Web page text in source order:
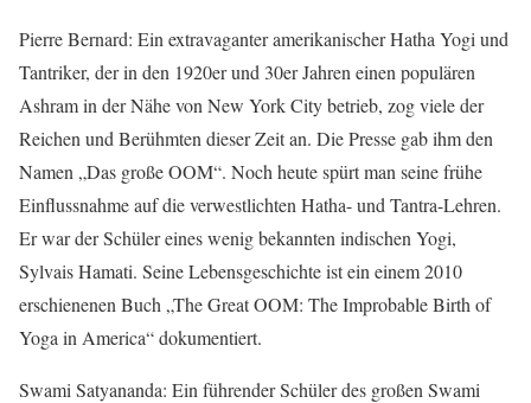
Pierre Bernard: Ein extravaganter amerikanischer Hatha Yogi und
Tantriker, der in den 1920er und 30er Jahren einen populären
Ashram in der Nähe von New York City betrieb, zog viele der
Reichen und Berühmten dieser Zeit an. Die Presse gab ihm den
Namen „Das große OOM“. Noch heute spürt man seine frühe
Einflussnahme auf die verwestlichten Hatha- und Tantra-Lehren.
Er war der Schüler eines wenig bekannten indischen Yogi,
Sylvais Hamati. Seine Lebensgeschichte ist ein einem 2010
erschienenen Buch „The Great OOM: The Improbable Birth of
Yoga in America“ dokumentiert.
Swami Satyananda: Ein führender Schüler des großen Swami